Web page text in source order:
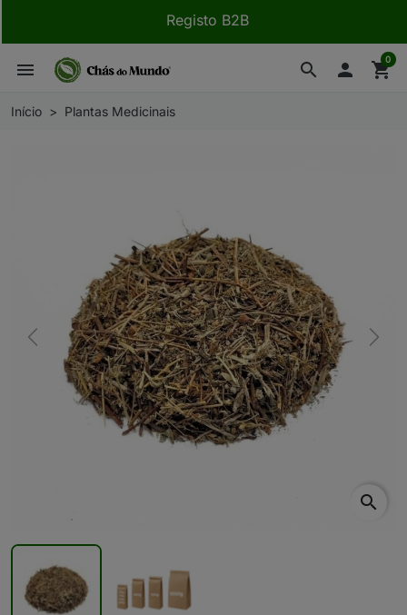
Registo B2B
search
menu  shopping_cart
0
Início Plantas Medicinais
Previous Next
search